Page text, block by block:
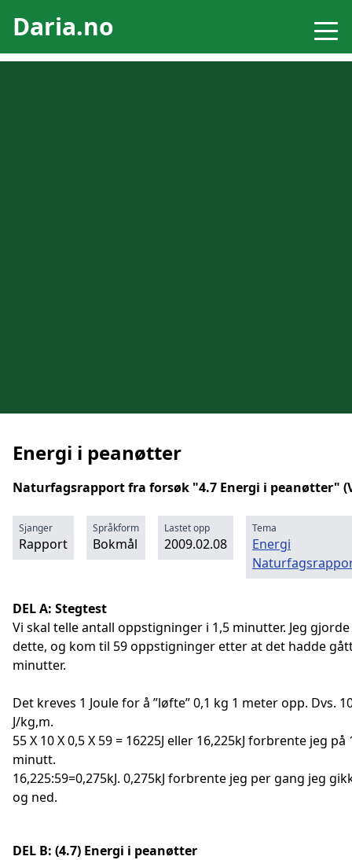
Daria.no
Energi i peanøtter
Naturfagsrapport fra forsøk "4.7 Energi i peanøtter"
Sjanger
Rapport
Språkform
Bokmål
Lastet opp
2009.02.08
Tema
Energi
DEL A: Stegtest
Vi skal telle antall oppstigninger i 1,5 minutter. Jeg
dette, og kom til 59 oppstigninger etter at det hadde
minutter.
Det kreves 1 Joule for å ”løfte” 0,1 kg 1 meter opp. Dvs.
J/kg,m.
55 X 10 X 0,5 X 59 = 16225J eller 16,225kJ forbrente jeg på
minutt.
16,225:59=0,275kJ. 0,275kJ forbrente jeg per gang jeg
og ned.
DEL B: (4.7) Energi i peanøtter